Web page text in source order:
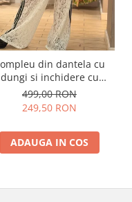
din dantela cu
dungi si inchidere cu
fermoar
499,00 RON
249,50 RON
ADAUGA IN COS